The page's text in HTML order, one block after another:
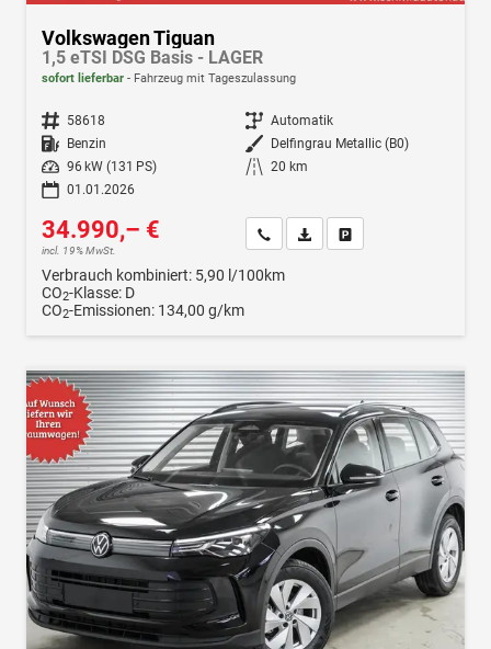
Volkswagen Tiguan
1,5 eTSI DSG Basis - LAGER
sofort lieferbar Fahrzeug mit Tageszulassung
Fahrzeugnr. 58618 Getriebe Automatik
Kraftstoff Benzin Außenfarbe Delfingrau Metallic (B0)
Leistung
96 kW (131 PS) Kilometerstand 20 km
01.01.2026
34.990,– €
incl. 19% MwSt.
Wir rufen Sie anFahrzeugexposé (PDF)
Verbrauch kombiniert: 5,90 l/100km
CO2-Klasse: D
CO2-Emissionen: 134,00 g/km